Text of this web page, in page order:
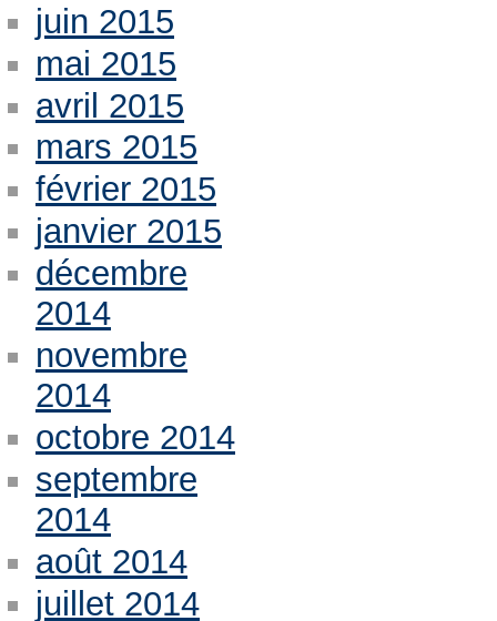
juin 2015
mai 2015
avril 2015
mars 2015
février 2015
janvier 2015
décembre
2014
novembre
2014
octobre 2014
septembre
2014
août 2014
juillet 2014